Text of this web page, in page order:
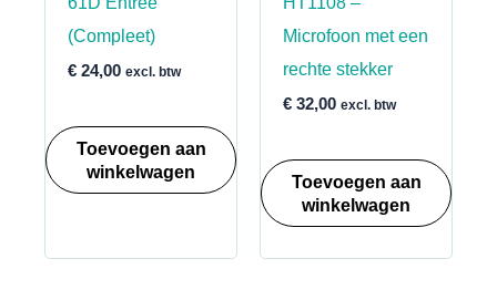
(Compleet)
€24,00 excl. btw
Toevoegen aan
winkelwagen
Microfoon met een
rechte stekker
€32,00 excl. btw
Toevoegen aan
winkelwagen